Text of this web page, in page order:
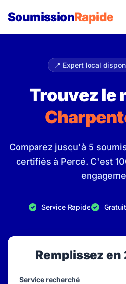
SoumissionRapide
📍 Expert local
Trouvez le
Comparez jusqu'à 5
certifiés à Percé. C'est
Service Rapide Gratuit
Remplissez en
Service recherché